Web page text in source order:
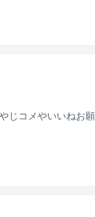
じコメやいいねお